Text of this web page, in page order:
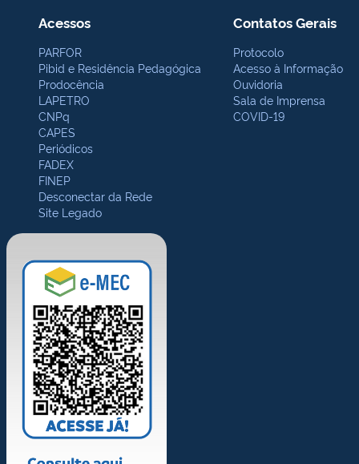
Acessos
PARFOR
Pibid e Residência Pedagógica
Prodocência
LAPETRO
CNPq
CAPES
Periódicos
FADEX
FINEP
Desconectar da Rede
Site Legado
Contatos Gerais
Protocolo
Acesso à Informação
Ouvidoria
Sala de Imprensa
COVID-19